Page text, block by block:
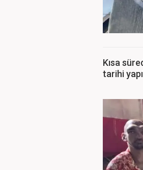
Kısa
tarihi